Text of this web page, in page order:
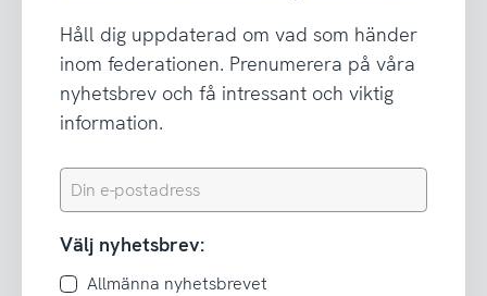
Håll dig uppdaterad om vad som händer
inom federationen. Prenumerera på våra
nyhetsbrev och få intressant och viktig
information.
Din
e-
Välj nyhetsbrev:
Allmänna nyhetsbrevet